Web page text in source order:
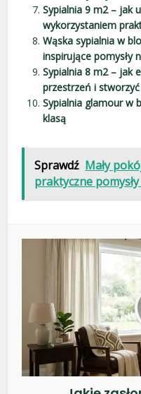
Sypialnia 9 m2 – jak
wykorzystaniem
Wąska sypialnia w
inspirujące pomysły
Sypialnia 8 m2 – jak
przestrzeń i
Sypialnia glamour w
klasą
Sprawdź Mały
praktyczne